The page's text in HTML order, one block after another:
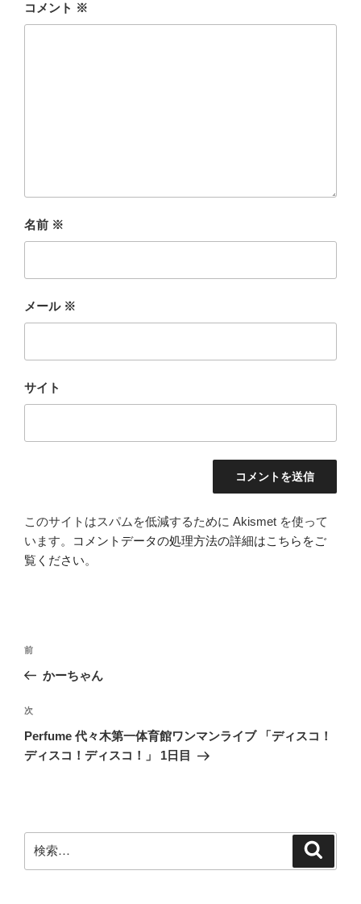
コメント ※
名前 ※
メール ※
サイト
このサイトはスパムを低減するために Akismet を使って
います。
コメントデータの処理方法の詳細はこちらをご
覧ください。
投
ビ
ゲ
ー
前
の
稿
前
かーちゃん
次
の
投
次
Perfume 代々木第一体育館ワンマンライブ 「ディスコ！
ディスコ！ディスコ！」 1日目
索: